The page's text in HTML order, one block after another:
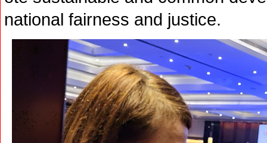
national fairness and justice.